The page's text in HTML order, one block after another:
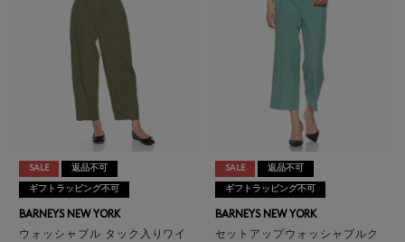
SALE 返品不可
ギフトラッピング不可
BARNEYS NEW YORK
ウォッシャブル タック入りワイ
SALE 返品不可
ギフトラッピング不可
BARNEYS NEW YORK
セットアップウォッシャブルク